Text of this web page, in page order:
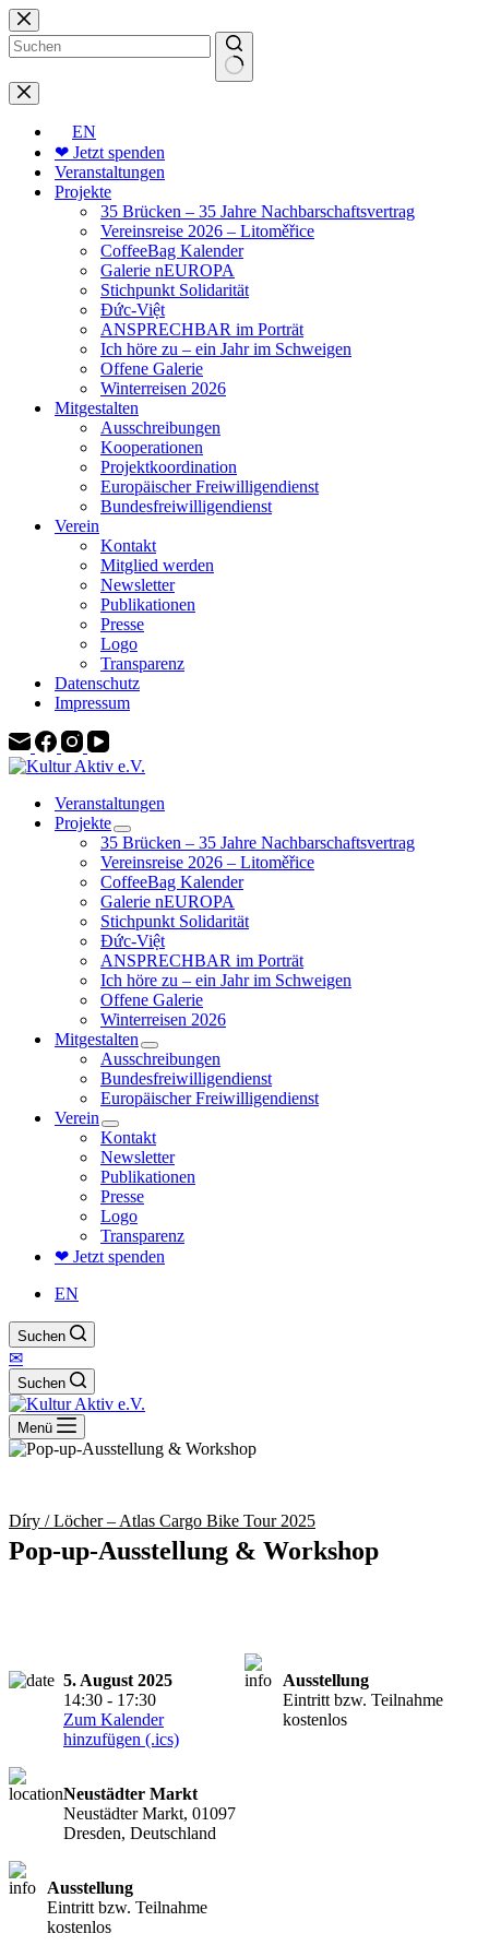
Zum
Inhalt
springen
Keine
Ergebnisse
EN
❤ Jetzt spenden
Veranstaltungen
Projekte
35 Brücken – 35 Jahre Nachbarschaftsvertrag
Vereinsreise 2026 – Litoměřice
CoffeeBag Kalender
Galerie nEUROPA
Stichpunkt Solidarität
Đức-Việt
ANSPRECHBAR im Porträt
Ich höre zu – ein Jahr im Schweigen
Offene Galerie
Winterreisen 2026
Mitgestalten
Ausschreibungen
Kooperationen
Projektkoordination
Europäischer Freiwilligendienst
Bundesfreiwilligendienst
Verein
Kontakt
Mitglied werden
Newsletter
Publikationen
Presse
Logo
Transparenz
Datenschutz
Impressum
Veranstaltungen
Projekte
35 Brücken – 35 Jahre Nachbarschaftsvertrag
Vereinsreise 2026 – Litoměřice
CoffeeBag Kalender
Galerie nEUROPA
Stichpunkt Solidarität
Đức-Việt
ANSPRECHBAR im Porträt
Ich höre zu – ein Jahr im Schweigen
Offene Galerie
Winterreisen 2026
Mitgestalten
Ausschreibungen
Bundesfreiwilligendienst
Europäischer Freiwilligendienst
Verein
Kontakt
Newsletter
Publikationen
Presse
Logo
Transparenz
❤ Jetzt spenden
EN
Suchen
✉
Suchen
Menü
Díry / Löcher – Atlas Cargo Bike Tour 2025
Pop-up-Ausstellung & Workshop
5. August 2025
14:30 - 17:30
Zum Kalender
hinzufügen (.ics)
Neustädter Markt
Neustädter Markt, 01097
Dresden, Deutschland
Ausstellung
Eintritt bzw. Teilnahme
kostenlos
Ausstellung
Eintritt bzw. Teilnahme
kostenlos